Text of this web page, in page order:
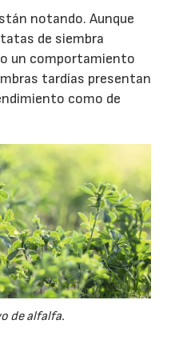
notando. Aunque
de siembra
un comportamiento
tardías presentan
como de
de alfalfa.